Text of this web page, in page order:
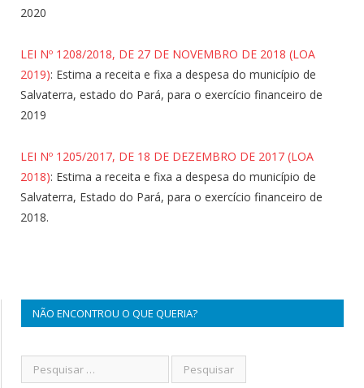
2020
LEI Nº 1208/2018, DE 27 DE NOVEMBRO DE 2018 (LOA
2019): Estima a receita e fixa a despesa do município de
Salvaterra, estado do Pará, para o exercício financeiro de
2019
LEI Nº 1205/2017, DE 18 DE DEZEMBRO DE 2017 (LOA
2018): Estima a receita e fixa a despesa do município de
Salvaterra, Estado do Pará, para o exercício financeiro de
2018.
NÃO ENCONTROU O QUE QUERIA?